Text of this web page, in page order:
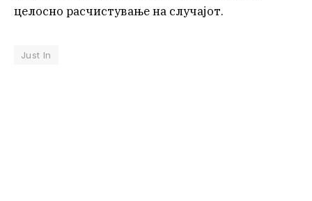
целосно расчистување на случајот.
Just In